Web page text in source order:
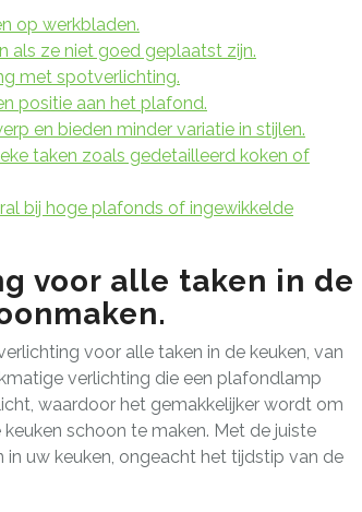
op werkbladen.
als ze niet goed geplaatst zijn.
met spotverlichting.
positie aan het plafond.
en bieden minder variatie in stijlen.
taken zoals gedetailleerd koken of
bij hoge plafonds of ingewikkelde
voor alle taken in de
voor alle taken in de keuken, van
verlichting die een plafondlamp
waardoor het gemakkelijker wordt om
schoon te maken. Met de juiste
uw keuken, ongeacht het tijdstip van de